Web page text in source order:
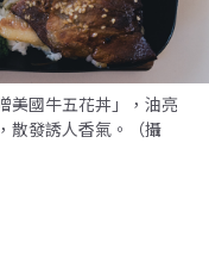
美國牛五花丼」，油亮
散發誘人香氣。（攝